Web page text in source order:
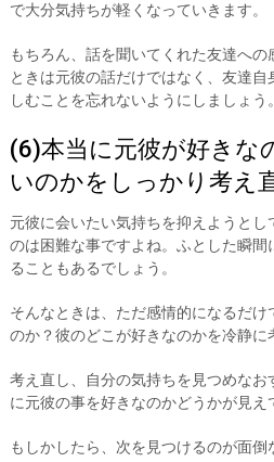
で大分気持ちが軽くなっていきます。
もちろん、話を聞いてくれた友達へ
ときは元彼の話だけではなく、友達
しむことを忘れないようにしましょう。
(6)本当に元彼が好きな
いのかをしっかり考え
元彼に会いたい気持ちを抑えようとし
のは困難な事ですよね。ふとした瞬
ることもあるでしょう。
そんなときは、ただ感情的になるだ
のか？彼のどこが好きなのかを冷静に
考え直し、自分の気持ちを見つめなお
に元彼の事を好きなのかどうかが見え
もしかしたら、次を見つけるのが面